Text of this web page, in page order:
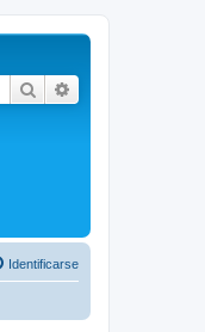
Buscar
Identificarse